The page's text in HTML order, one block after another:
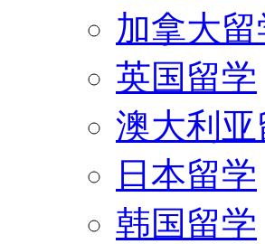
加拿大留
英国留学
澳大利亚
日本留学
韩国留学